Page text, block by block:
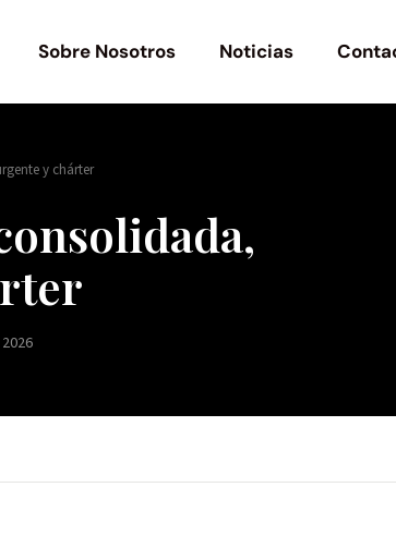
Sobre Nosotros Noticias
y chárter